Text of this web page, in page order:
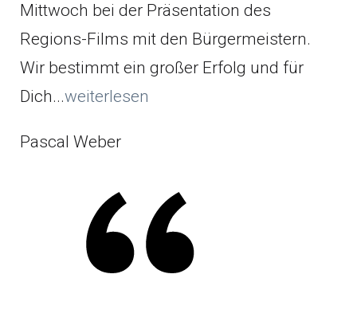
Mittwoch bei der Präsentation des
Regions-Films mit den Bürgermeistern.
Wir bestimmt ein großer Erfolg und für
Dich...weiterlesen
Pascal Weber